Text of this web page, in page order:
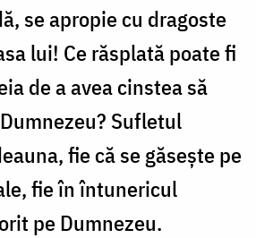
se apropie cu dragoste
lui! Ce răsplată poate fi
de a avea cinstea să
Sufletul
fie că se găseşte pe
fie în întunericul
pe Dumnezeu.